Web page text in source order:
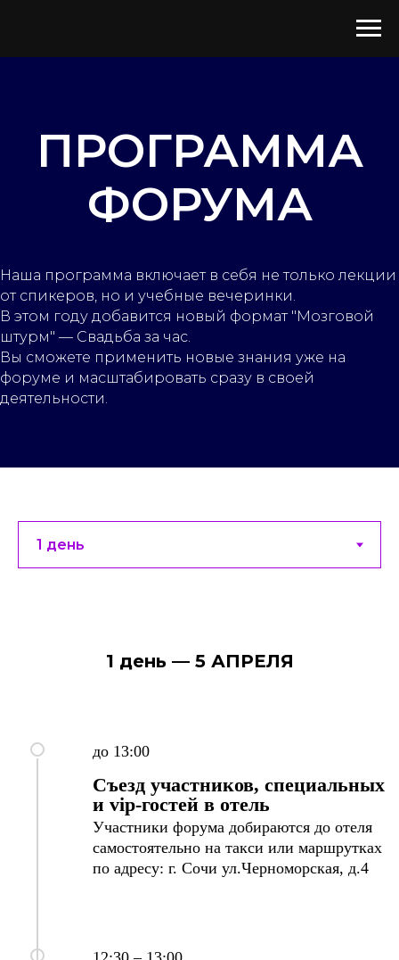
ПРОГРАММА
ФОРУМА
Наша программа включает в себя не только лекции
от спикеров, но и учебные вечеринки.
В этом году добавится новый формат "Мозговой
штурм" — Свадьба за час.
Вы сможете применить новые знания уже на
форуме и масштабировать сразу в своей
деятельности.
1 день — 5 АПРЕЛЯ
до 13:00
Съезд участников, специальных
и vip-гостей в отель
Участники форума добираются до отеля
самостоятельно на такси или маршрутках
по адресу: г. Сочи ул.Черноморская, д.4